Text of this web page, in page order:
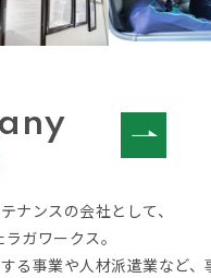
ナンスの会社として、
ガワークス。
る事業や人材派遣業など、